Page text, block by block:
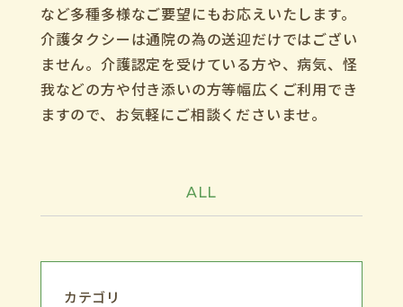
など多種多様なご要望にもお応えいたします。
介護タクシーは通院の為の送迎だけではござい
ません。介護認定を受けている方や、病気、怪
我などの方や付き添いの方等幅広くご利用でき
ますので、お気軽にご相談くださいませ。
ALL
カテゴリ